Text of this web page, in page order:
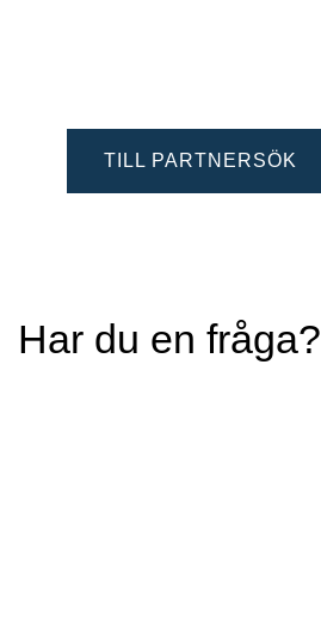
TILL PARTNERSÖK
Har du en fråga?